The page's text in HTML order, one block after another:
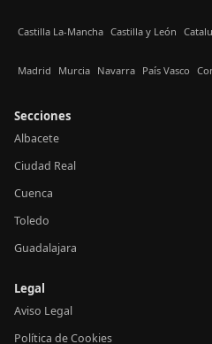
Castilla La-Mancha Castilla y León
Madrid Murcia Navarra País Vasco
Secciones
Albacete
Ciudad Real
Cuenca
Toledo
Guadalajara
Legal
Aviso Legal
Política de Cookies